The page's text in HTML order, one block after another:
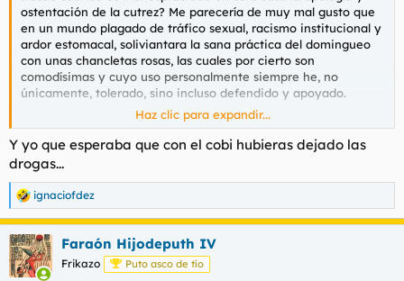
ostentación de la cutrez? Me parecería de muy mal gusto que
en un mundo plagado de tráfico sexual, racismo institucional y
ardor estomacal, soliviantara la sana práctica del domingueo
con unas chancletas rosas, las cuales por cierto son
comodísimas y cuyo uso personalmente siempre he, no
únicamente, tolerado, sino incluso defendido y apoyado.
Faltaría más.
Haz clic para expandir...
Y yo que esperaba que con el cobi hubieras dejado las
drogas...
R
e
a
c
c
i
ignaciofdez
Faraón Hijodeputh IV
Frikazo Puto asco de tío